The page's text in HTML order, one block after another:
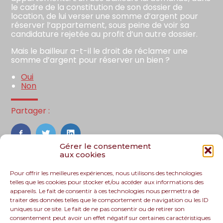
Gérer le consentement
aux cookies
Pour offrir les meilleures expériences, nous utilisons des technologies
telles que les cookies pour stocker et/ou accéder aux informations des
appareils. Le fait de consentir à ces technologies nous permettra de
traiter des données telles que le comportement de navigation ou les ID
uniques sur ce site. Le fait de ne pas consentir ou de retirer son
consentement peut avoir un effet négatif sur certaines caractéristiques
le cadre de la constitution de son dossier de
location, de lui verser une somme d’argent pour
réserver l’appartement, sous peine de voir sa
candidature rejetée au profit d’un autre dossier.
Mais le bailleur a-t-il le droit de réclamer une
somme d’argent pour réserver un bien ?
Oui
Non
Partager :
FaceBook
TwitterLinkedIn